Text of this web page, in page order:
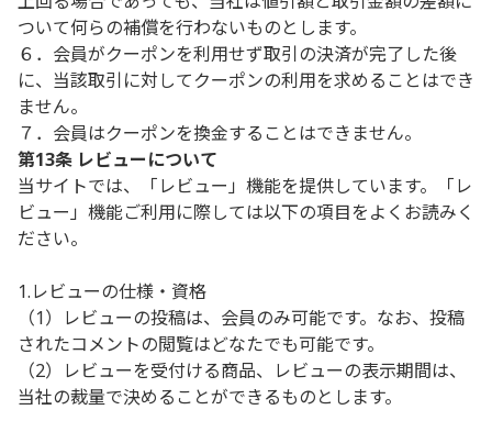
ついて何らの補償を行わないものとします。
６．会員がクーポンを利用せず取引の決済が完了した後
に、当該取引に対してクーポンの利用を求めることはでき
ません。
７．会員はクーポンを換金することはできません。
第13条 レビューについて
当サイトでは、「レビュー」機能を提供しています。「レ
ビュー」機能ご利用に際しては以下の項目をよくお読みく
ださい。
1.レビューの仕様・資格
（1）レビューの投稿は、会員のみ可能です。なお、投稿
されたコメントの閲覧はどなたでも可能です。
（2）レビューを受付ける商品、レビューの表示期間は、
当社の裁量で決めることができるものとします。